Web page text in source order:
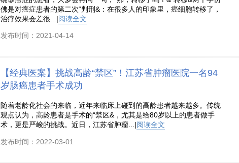
佛是对癌症患者的第二次“判刑&：在很多人的印象里，癌细胞转移了，
治疗效果会差很...|阅读全文
发布时间：2021-04-14
【经典医案】挑战高龄“禁区”！江苏省肿瘤医院一名94
岁肠癌患者手术成功
随着老龄化社会的来临，近年来临床上碰到的高龄患者越来越多。传统
观点认为，高龄患者是手术的“禁区&，尤其是给80岁以上的患者做手
术，更是严峻的挑战。近日，江苏省肿瘤...|阅读全文
发布时间：2022-03-01